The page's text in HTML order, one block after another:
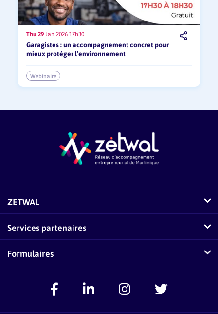
Thu 29 Jan 2026 17h30
Garagistes : un accompagnement concret pour
mieux protéger l’environnement
Webinaire
ZETWAL
Comment fonctionne Zetwal ?
Zetwal dans les médias
Espace Accompagnateurs
Services partenaires
Conseillers-Entreprises
Présentation Pass Créa
Formulaires